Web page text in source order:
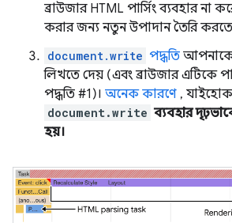
ব্রাউজার HTML পার্সিং ব্যবহার না
করার জন্য নতুন উপাদান তৈরি
document.write পদ্ধতি আপনাকে
লিখতে দেয় (এবং ব্রাউজার এটিকে
পদ্ধতি #1)। অনেক কারণে ,
document.write ব্যবহার
হয়।